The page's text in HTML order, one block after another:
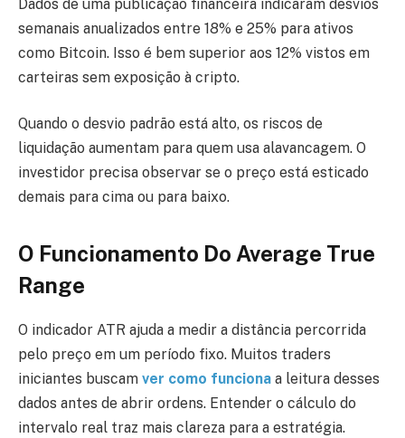
Dados de uma publicação financeira indicaram desvios
semanais anualizados entre 18% e 25% para ativos
como Bitcoin. Isso é bem superior aos 12% vistos em
carteiras sem exposição à cripto.
Quando o desvio padrão está alto, os riscos de
liquidação aumentam para quem usa alavancagem. O
investidor precisa observar se o preço está esticado
demais para cima ou para baixo.
O Funcionamento Do Average True
Range
O indicador ATR ajuda a medir a distância percorrida
pelo preço em um período fixo. Muitos traders
iniciantes buscam ver como funciona a leitura desses
dados antes de abrir ordens. Entender o cálculo do
intervalo real traz mais clareza para a estratégia.